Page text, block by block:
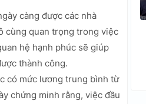
càng được các nhà
cùng quan trọng trong việc
hệ hạnh phúc sẽ giúp
thành công.
có mức lương trung bình từ
chứng minh rằng, việc đầu